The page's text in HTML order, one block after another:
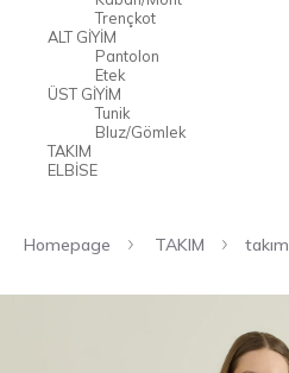
Trençkot
ALT GİYİM
Pantolon
Etek
ÜST GİYİM
Tunik
Bluz/Gömlek
TAKIM
ELBİSE
Homepage TAKIM takım